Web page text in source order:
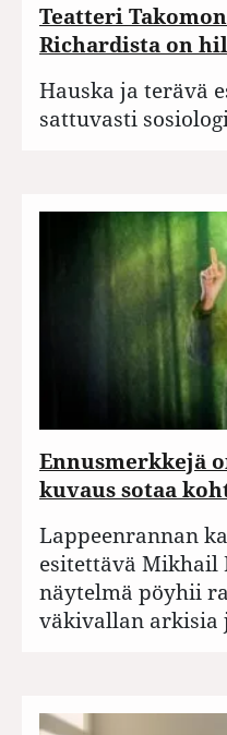
Teatteri
Richardista on
Hauska ja terävä
sattuvasti
Ennusmerkkejä
kuvaus sotaa
Lappeenrannan
esitettävä Mikhail
näytelmä pöyhii
väkivallan arkisia